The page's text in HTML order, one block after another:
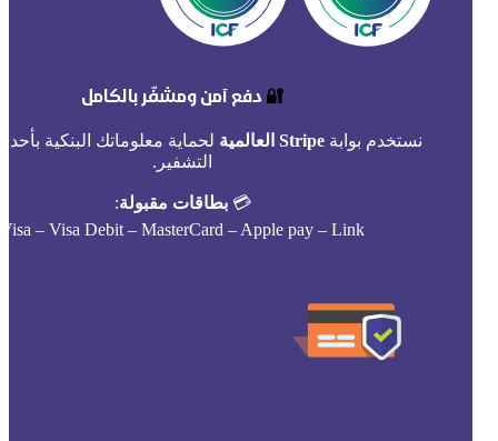
🔐 دفع آمن ومشفّر بالكامل
نستخدم بوابة Stripe العالمية
لحماية معلوماتك البنكية
التشفير.
💳بطاقات مقبولة:
Visa – Visa Debit – MasterCard – Apple pay – Link